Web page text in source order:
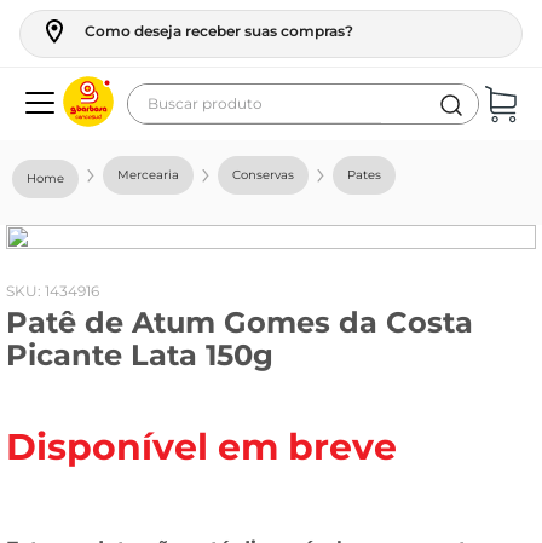
Como deseja receber suas compras?
Buscar produto
Mercearia Conservas Pates
: 1434916
Patê de Atum Gomes da Costa
Picante Lata 150g
Disponível em breve
geladeira
fogao
café
cerveja
vinho